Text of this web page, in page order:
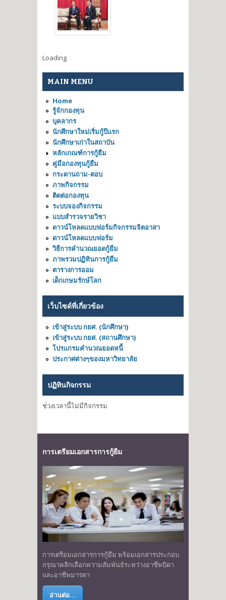
Loading
MAIN MENU
Home
รู้จักกองทุน
บุคลากร
นักศึกษาใหม่เริ่มกู้ปีแรก
นักศึกษาเก่าในสถาบัน
หลักเกณฑ์การกู้ยืม
คู่มือกองทุนกู้ยืม
กระดานถาม-ตอบ
ภาพกิจกรรม
ติดต่อกองทุน
ระบบจองกิจกรรม
แบบสำรวจรายวิชา
ดาวน์โหลดแบบฟอร์มกิจกรรมจิตอาสา
ดาวน์โหลดแบบฟอร์ม
วิธีการคำนวณยอดกู้ยืม
ภาพรวมปฏิทินการกู้ยืม
ตารางการออม
เด็กเกษมรักษ์โลก
เว็บไซด์ที่เกี่ยวข้อง
เข้าสู่ระบบ กยศ. (นักศึกษา)
เข้าสู่ระบบ กยศ. (สถานศึกษา)
โปรแกรมคำนวณยอดหนี้
ประกาศต่างๆของมหาวิทยาลัย
ปฏิทินกิจกรรม
ช่่วงเวลานี้ไม่มีกิจกรรม
การเตรียมเอกสารการกู้ยืม
การเตรียมเอกสารการกู้ยืม พร้อมเอกสารประกอบ
กรุณาคลิกเลือกความสัมพันธ์ระหว่างอาชีพบิดา
และอาชีพมารดา
อ่านต่อ...